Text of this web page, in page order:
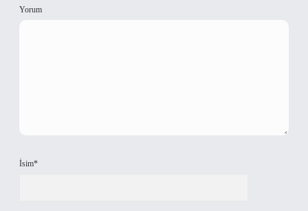
Yorum
İsim*